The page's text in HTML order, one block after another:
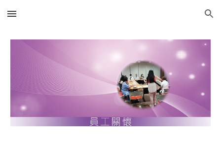
Skip to main content Skip to navigation